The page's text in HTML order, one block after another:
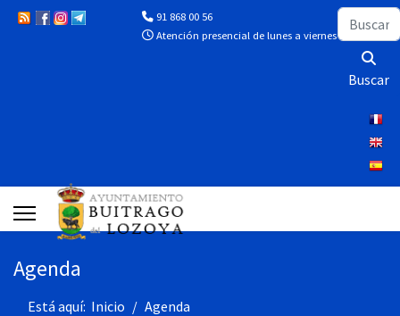
91 868 00 56
Atención presencial de lunes a viernes de 10:00 a
Buscar
Buscar
Agenda
Está aquí: Inicio
Agenda